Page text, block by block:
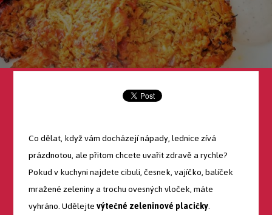
Co dělat, když vám docházejí nápady, lednice zívá
prázdnotou, ale přitom chcete uvařit zdravě a rychle?
Pokud v kuchyni najdete cibuli, česnek, vajíčko, balíček
mražené zeleniny a trochu ovesných vloček, máte
vyhráno. Udělejtevýtečné zeleninové placičky.